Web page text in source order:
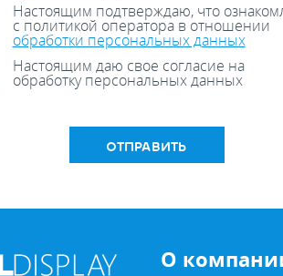
Настоящим подтверждаю, что
с политикой оператора в отношении
обработки персональных данных
Настоящим даю свое согласие на
обработку персональных данных
ОТПРАВИТЬ
О